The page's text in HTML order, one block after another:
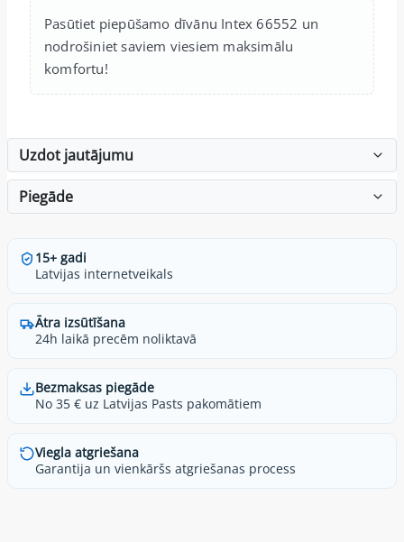
Pasūtiet piepūšamo dīvānu Intex 66552 un
nodrošiniet saviem viesiem maksimālu
komfortu!
Uzdot jautājumu
Piegāde
15+ gadi
Latvijas internetveikals
Ātra izsūtīšana
24h laikā precēm noliktavā
Bezmaksas piegāde
No 35 € uz Latvijas Pasts pakomātiem
Viegla atgriešana
Garantija un vienkāršs atgriešanas process